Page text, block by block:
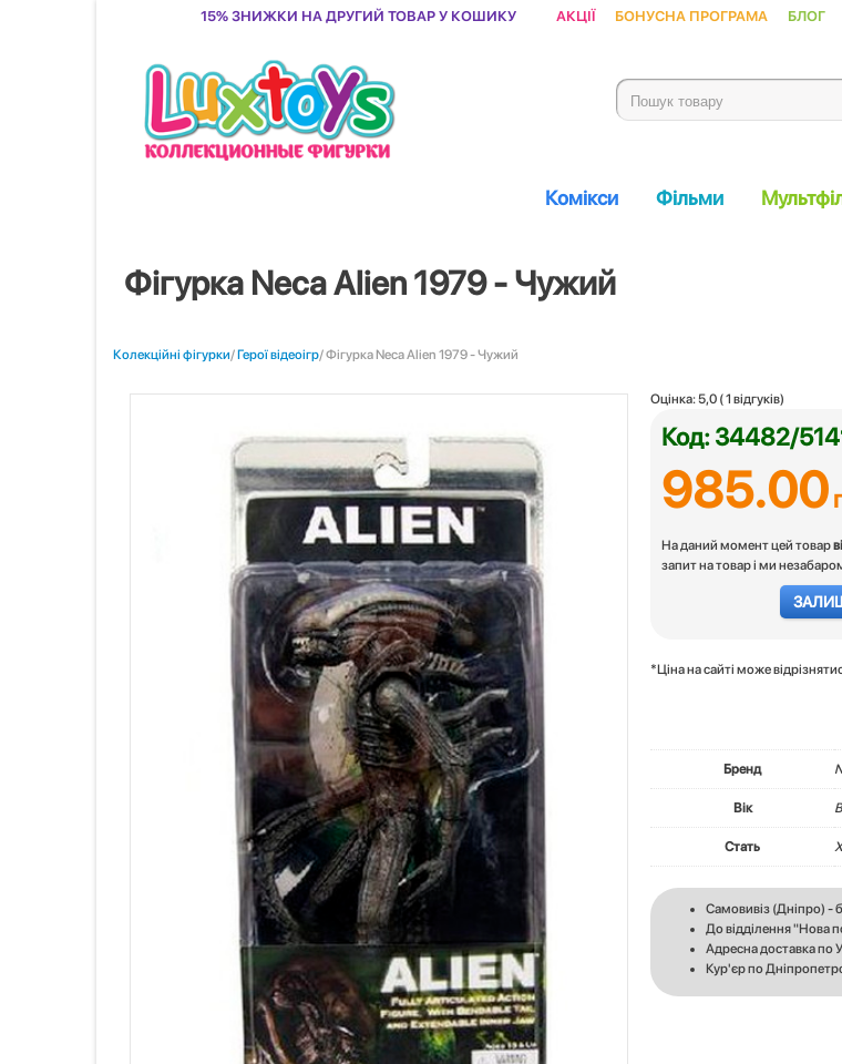
15% знижки на другий товар у кошику Акції Бонусна програма Блог
Комікси Фільми
Фігурка Neca Alien 1979 - Чужий
Колекційні фігурки/Герої відеоігр/ Фігурка Neca Alien 1979 - Чужий
Оцінка: 5,0 (1 відгуків)
Код: 34482/
985.00
На даний момент цей товар
запит на товар і ми
*Ціна на сайті може
Бренд
Вік
Стать
Самовивіз (Дніпро) -
До відділення "Нова
Адресна доставка по
Кур'єр по